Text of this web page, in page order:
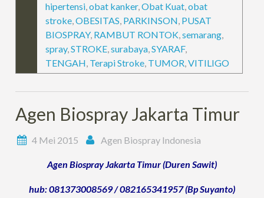
hipertensi,obat kanker,Obat Kuat,obat
stroke,OBESITAS, PARKINSON, PUSAT
BIOSPRAY, RAMBUT RONTOK,semarang,
spray,STROKE,surabaya,SYARAF,
TENGAH, Terapi Stroke, TUMOR,VITILIGO
Agen Biospray Jakarta Timur
4 Mei 2015 Agen Biospray Indonesia
Agen Biospray Jakarta Timur (Duren Sawit)
hub: 081373008569 / 082165341957 (Bp Suyanto)